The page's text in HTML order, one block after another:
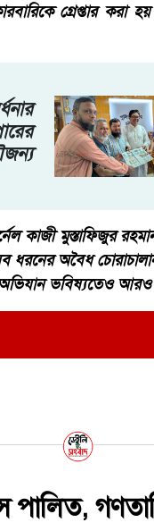
গ্রেপ্তার করা
কাজী মুস্তাফিজুর
ধরনের অবৈধ
অভিযান ভবিষ্যতেও